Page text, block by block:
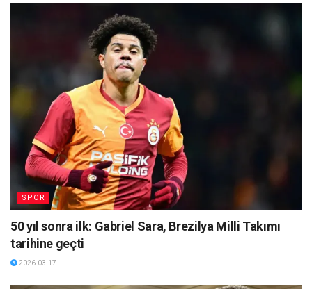
SPOR
50 yıl sonra ilk: Gabriel Sara, Brezilya Milli Takımı
tarihine geçti
2026-03-17